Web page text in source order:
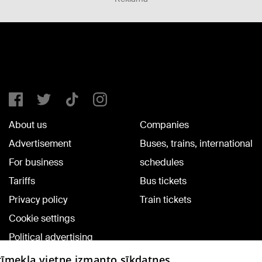
About us
Advertisement
For business
Tariffs
Privacy policy
Cookie settings
Political advertising
Cookie policy
Companies
Buses, trains, international
schedules
Bus tickets
Train tickets